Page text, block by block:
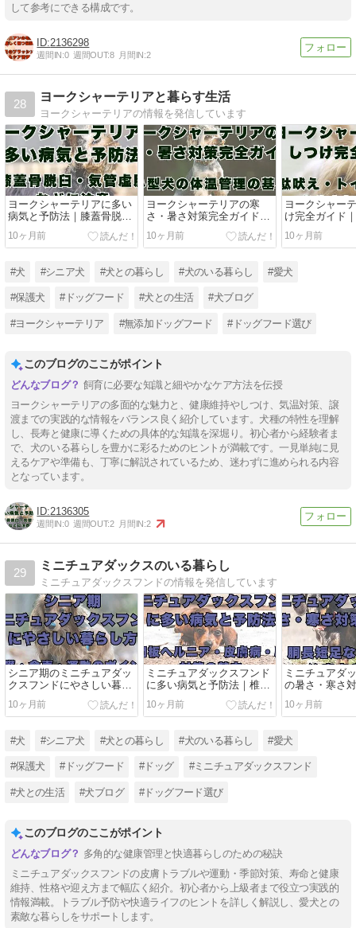
して参考にできる構成です。
2136298
週間IN:0 週間OUT:8 月間IN:2
28
ヨークシャーテリアと暮らす生活
ヨークシャーテリアの情報を発信しています
ヨークシャーテリアに多い
病気と予防法｜膝蓋骨脱
臼・気管虚脱などに注意
10ヶ月前
ヨークシャーテリアの寒
さ・暑さ対策完全ガイド｜
小型犬の体温管理の基本
10ヶ月前
ヨークシャー
け完全ガイド
トイレ・噛み
解決
10ヶ月前
#犬 #シニア犬 #犬との暮らし #犬のいる暮らし #愛犬
#保護犬 #ドッグフード #犬との生活 #犬ブログ
#ヨークシャーテリア #無添加ドッグフード #ドッグフード選び
このブログのここがポイント
飼育に必要な知識と細やかなケア方法を伝授
ヨークシャーテリアの多面的な魅力と、健康維持やしつけ、気温対策、譲
渡までの実践的な情報をバランス良く紹介しています。犬種の特性を理解
し、長寿と健康に導くための具体的な知識を深堀り。初心者から経験者ま
で、犬のいる暮らしを豊かに彩るためのヒントが満載です。一見単純に見
えるケアや準備も、丁寧に解説されているため、迷わずに進められる内容
となっています。
2136305
週間IN:0 週間OUT:2 月間IN:2
29
ミニチュアダックスのいる暮らし
ミニチュアダックスフンドの情報を発信しています
シニア期のミニチュアダッ
クスフンドにやさしい暮ら
し方｜介護・食事・運動の
ポイント
10ヶ月前
ミニチュアダックスフンド
に多い病気と予防法｜椎間
板ヘルニア・皮膚病・肥満
対策の基本
10ヶ月前
ミニチュアダ
の暑さ・寒さ
ド｜胴長短足
意点とは？
10ヶ月前
#犬 #シニア犬 #犬との暮らし #犬のいる暮らし #愛犬
#保護犬 #ドッグフード #ドッグ #ミニチュアダックスフンド
#犬との生活 #犬ブログ #ドッグフード選び
このブログのここがポイント
多角的な健康管理と快適暮らしのための秘訣
ミニチュアダックスフンドの皮膚トラブルや運動・季節対策、寿命と健康
維持、性格や迎え方まで幅広く紹介。初心者から上級者まで役立つ実践的
情報満載。トラブル予防や快適ライフのヒントを詳しく解説し、愛犬との
素敵な暮らしをサポートします。